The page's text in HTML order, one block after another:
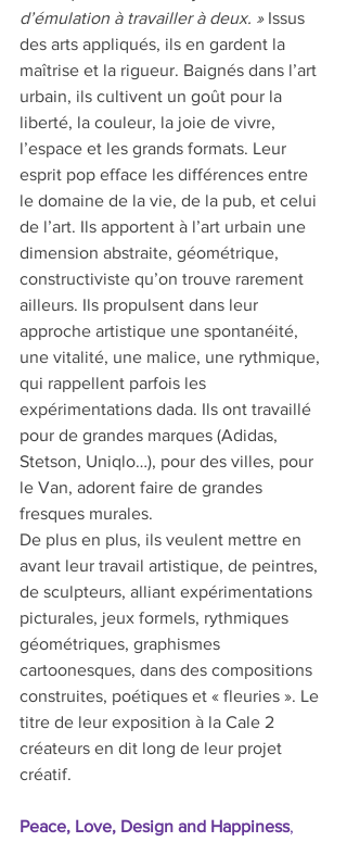
d’émulation à travailler à deux. » Issus
des arts appliqués, ils en gardent la
maîtrise et la rigueur. Baignés dans l’art
urbain, ils cultivent un goût pour la
liberté, la couleur, la joie de vivre,
l’espace et les grands formats. Leur
esprit pop efface les différences entre
le domaine de la vie, de la pub, et celui
de l’art. Ils apportent à l’art urbain une
dimension abstraite, géométrique,
constructiviste qu’on trouve rarement
ailleurs. Ils propulsent dans leur
approche artistique une spontanéité,
une vitalité, une malice, une rythmique,
qui rappellent parfois les
expérimentations dada. Ils ont travaillé
pour de grandes marques (Adidas,
Stetson, Uniqlo…), pour des villes, pour
le Van, adorent faire de grandes
fresques murales.
De plus en plus, ils veulent mettre en
avant leur travail artistique, de peintres,
de sculpteurs, alliant expérimentations
picturales, jeux formels, rythmiques
géométriques, graphismes
cartoonesques, dans des compositions
construites, poétiques et « fleuries ». Le
titre de leur exposition à la Cale 2
créateurs en dit long de leur projet
créatif.
Peace, Love, Design and Happiness,